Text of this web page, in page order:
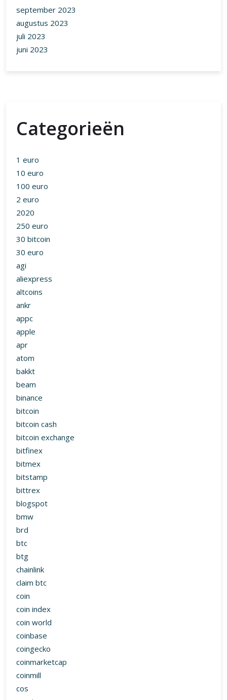
Categorieën
250 euro
agi
aliexpress
altcoins
ankr
appc
apple
apr
atom
bakkt
beam
binance
bitcoin
bitcoin cash
bitcoin exchange
bitfinex
bitmex
bitstamp
bittrex
blogspot
bmw
brd
btc
btg
chainlink
claim btc
coin
coin index
coin world
coinbase
coingecko
coinmarketcap
coinmill
cos
cryptocurrency
cryptowatch
dash
dia
dnt
dogecoin
dollar
dr